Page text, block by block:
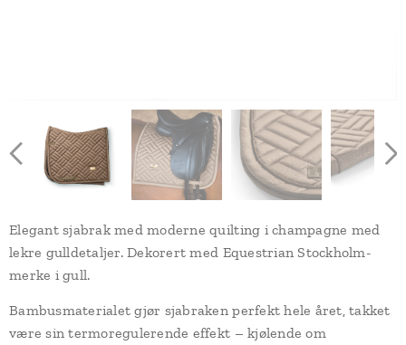
Elegant sjabrak med moderne quilting i champagne med
lekre gulldetaljer. Dekorert med Equestrian Stockholm-
merke i gull.
Bambusmaterialet gjør sjabraken perfekt hele året, takket
være sin termoregulerende effekt – kjølende om